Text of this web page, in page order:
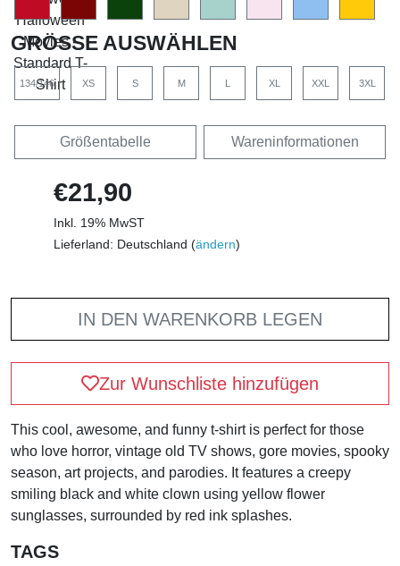
GRÖSSE AUSWÄHLEN
134/146 XS S M L XL XXL 3XL
Größentabelle Wareninformationen
€21,90
Inkl. 19% MwST
Lieferland: Deutschland (ändern)
IN DEN WARENKORB LEGEN
Zur Wunschliste hinzufügen
This cool, awesome, and funny t-shirt is perfect for those
who love horror, vintage old TV shows, gore movies, spooky
season, art projects, and parodies. It features a creepy
smiling black and white clown using yellow flower
sunglasses, surrounded by red ink splashes.
TAGS